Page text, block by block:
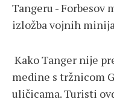
Tangeru - Forbesov
izložba vojnih
Kako Tanger nije
medine s tržnicom
uličicama. Turisti